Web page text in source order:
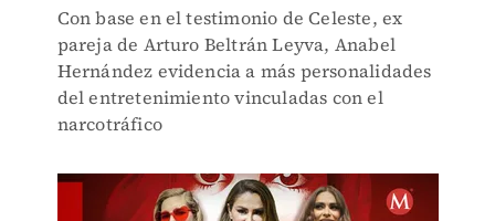
Con base en el testimonio de Celeste, ex
pareja de Arturo Beltrán Leyva, Anabel
Hernández evidencia a más personalidades
del entretenimiento vinculadas con el
narcotráfico